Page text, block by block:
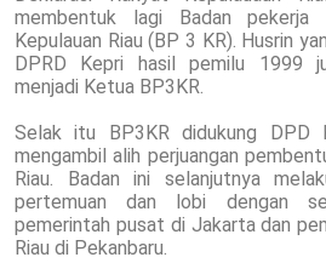
membentuk lagi Badan pekerja
Kepulauan Riau (BP 3 KR). Husrin
DPRD Kepri hasil pemilu 1999
menjadi Ketua BP3KR.
Selak itu BP3KR didukung DPD
mengambil alih perjuangan
Riau. Badan ini selanjutnya
pertemuan dan lobi dengan
pemerintah pusat di Jakarta dan
Riau di Pekanbaru.